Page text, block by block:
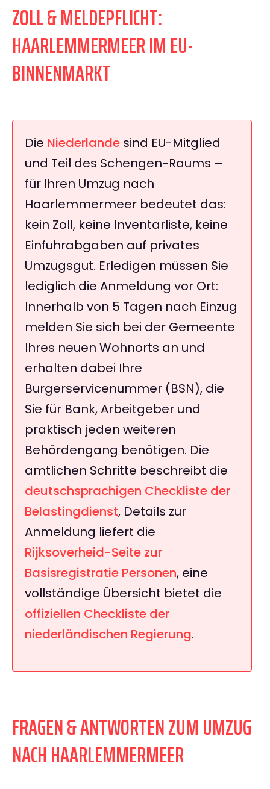
ZOLL & MELDEPFLICHT:
HAARLEMMERMEER IM EU-
BINNENMARKT
Die Niederlande sind EU-Mitglied
und Teil des Schengen-Raums –
für Ihren Umzug nach
Haarlemmermeer bedeutet das:
kein Zoll, keine Inventarliste, keine
Einfuhrabgaben auf privates
Umzugsgut. Erledigen müssen Sie
lediglich die Anmeldung vor Ort:
Innerhalb von 5 Tagen nach Einzug
melden Sie sich bei der Gemeente
Ihres neuen Wohnorts an und
erhalten dabei Ihre
Burgerservicenummer (BSN), die
Sie für Bank, Arbeitgeber und
praktisch jeden weiteren
Behördengang benötigen. Die
amtlichen Schritte beschreibt die
deutschsprachigen Checkliste der
Belastingdienst, Details zur
Anmeldung liefert die
Rijksoverheid-Seite zur
Basisregistratie Personen, eine
vollständige Übersicht bietet die
offiziellen Checkliste der
niederländischen Regierung.
FRAGEN & ANTWORTEN ZUM UMZUG
NACH HAARLEMMERMEER